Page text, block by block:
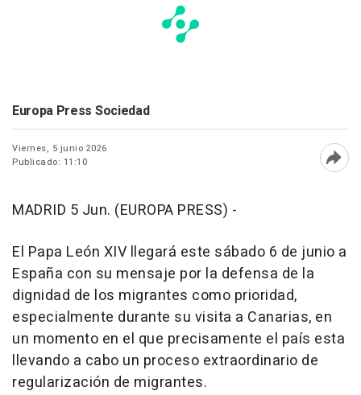
Europa Press Sociedad
Viernes, 5 junio 2026
Publicado: 11:10
MADRID 5 Jun. (EUROPA PRESS) -
El Papa León XIV llegará este sábado 6 de junio a
España con su mensaje por la defensa de la
dignidad de los migrantes como prioridad,
especialmente durante su visita a Canarias, en
un momento en el que precisamente el país esta
llevando a cabo un proceso extraordinario de
regularización de migrantes.